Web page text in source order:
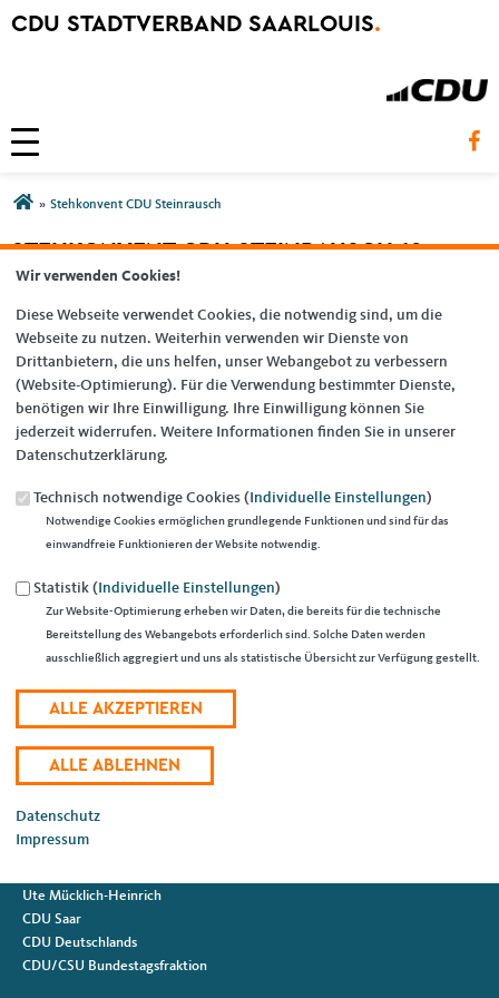
CDU STADTVERBAND SAARLOUIS.
Toggle navigation
Sie sind hier
» Stehkonvent CDU Steinrausch
STEHKONVENT CDU STEINRAUSCH 10
Originales Bild downloaden
Element 11 von 16
‹ Vorherige|
Fußbereich
ANSCHRIFT
CDU Stadtverband Saarlouis
Heiligenstraße 38
66740 Saarlouis
E-Mail:marc.speicher@saar.cdu.de
IM WEB
Marc Speicher
Ute Mücklich-Heinrich
CDU Saar
CDU Deutschlands
CDU/CSU Bundestagsfraktion
Wir verwenden Cookies!
Diese Webseite verwendet Cookies, die notwendig sind, um die
Webseite zu nutzen. Weiterhin verwenden wir Dienste von
Drittanbietern, die uns helfen, unser Webangebot zu verbessern
(Website-Optimierung). Für die Verwendung bestimmter Dienste,
benötigen wir Ihre Einwilligung. Ihre Einwilligung können Sie
jederzeit widerrufen. Weitere Informationen finden Sie in unserer
Datenschutzerklärung.
Technisch notwendige Cookies ( Individuelle Einstellungen)
Notwendige Cookies ermöglichen grundlegende Funktionen und sind für das
einwandfreie Funktionieren der Website notwendig.
Statistik ( Individuelle Einstellungen)
Zur Website-Optimierung erheben wir Daten, die bereits für die technische
Bereitstellung des Webangebots erforderlich sind. Solche Daten werden
ausschließlich aggregiert und uns als statistische Übersicht zur Verfügung gestellt.
Datenschutz
Impressum